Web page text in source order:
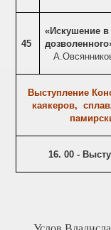
45
«Искушение в
Выступление
каякеров,
16. 00 -